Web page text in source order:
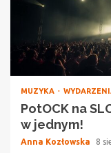
MUZYKA
PotOCK na
w jednym!
Anna Kozłowska 8